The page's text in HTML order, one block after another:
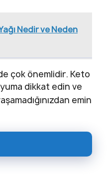
Nedir ve Neden
çok önemlidir. Keto
dikkat edin ve
emin